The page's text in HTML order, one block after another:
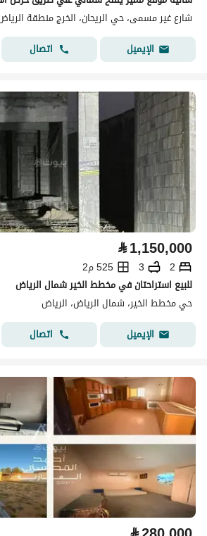
شارع غير مسمى، حي الريحان، الخرج منطقة
الإيميل
اتصال
⃁1,150,000
2
3
525 م2
للبيع استراحتان في مخطط الخير شمال الرياض
حي مخطط الخير، شمال الرياض، الرياض
الإيميل
اتصال